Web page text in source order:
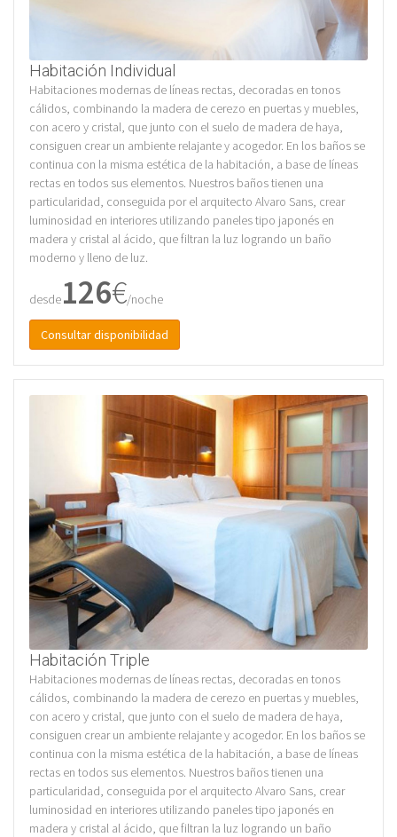
Habitación Individual
Habitaciones modernas de líneas rectas, decoradas en tonos
cálidos, combinando la madera de cerezo en puertas y muebles,
con acero y cristal, que junto con el suelo de madera de haya,
consiguen crear un ambiente relajante y acogedor. En los baños se
continua con la misma estética de la habitación, a base de líneas
rectas en todos sus elementos. Nuestros baños tienen una
particularidad, conseguida por el arquitecto Alvaro Sans, crear
luminosidad en interiores utilizando paneles tipo japonés en
madera y cristal al ácido, que filtran la luz logrando un baño
moderno y lleno de luz.
desde126€/noche
Consultar disponibilidad
Habitación Triple
Habitaciones modernas de líneas rectas, decoradas en tonos
cálidos, combinando la madera de cerezo en puertas y muebles,
con acero y cristal, que junto con el suelo de madera de haya,
consiguen crear un ambiente relajante y acogedor. En los baños se
continua con la misma estética de la habitación, a base de líneas
rectas en todos sus elementos. Nuestros baños tienen una
particularidad, conseguida por el arquitecto Alvaro Sans, crear
luminosidad en interiores utilizando paneles tipo japonés en
madera y cristal al ácido, que filtran la luz logrando un baño